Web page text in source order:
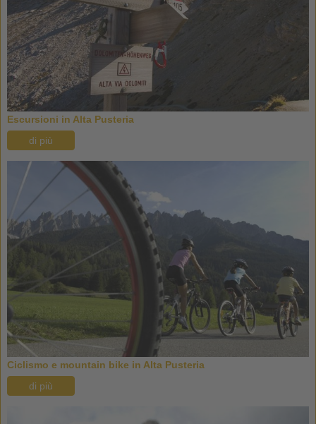
Escursioni in Alta Pusteria
di più
Ciclismo e mountain bike in Alta Pusteria
di più